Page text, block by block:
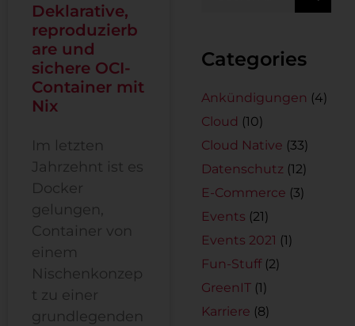
Deklarative,
reproduzierb
are und
sichere OCI-
Container mit
Nix
Im letzten
Jahrzehnt ist es
Docker
gelungen,
Container von
einem
Nischenkonzep
t zu einer
grundlegenden
Categories
Ankündigungen (4)
Cloud (10)
Cloud Native (33)
Datenschutz (12)
E-Commerce (3)
Events (21)
Events 2021 (1)
Fun-Stuff (2)
GreenIT (1)
Karriere (8)